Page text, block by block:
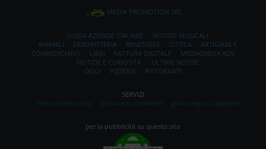
MEDIA PROMOTION SRL
GUIDA AZIENDE ITALIANE
NOTIZIE MUSICALI
ANIMALI
ERBORISTERIA BENESSERE OTTICA
ARTIGIANI E
COMMERCIANTI
LIBRI FATTURA DIGITALE
MEDIADIBOX ADV
NOTIZIE E CURIOSITA'
ULTIME NOTIZE
OGGI
PIZZERIE RISTORANTI
SERVIZI
fattura elettronica
dizionario contabile guida negozio digitale
per la pubblicità su questo sito